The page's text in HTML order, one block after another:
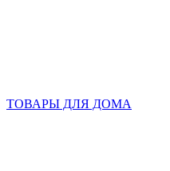
ТОВАРЫ ДЛЯ ДОМА